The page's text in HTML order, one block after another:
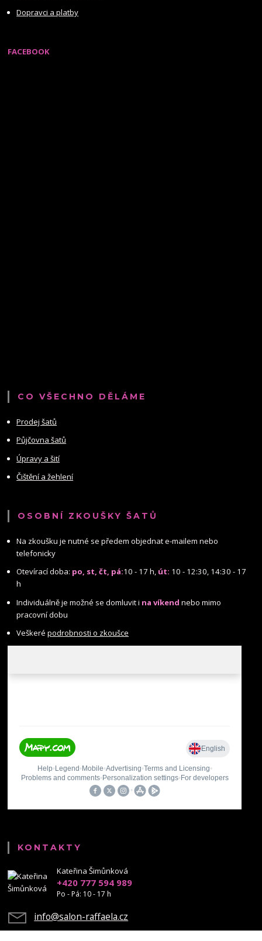
Dopravci a platby
FACEBOOK
CO VŠECHNO DĚLÁME
Prodej šatů
Půjčovna šatů
Úpravy a šití
Čištění a žehlení
OSOBNÍ ZKOUŠKY ŠATŮ
Na zkoušku je nutné se předem objednat e-mailem nebo
telefonicky
Otevírací doba: po, st, čt, pá:10 - 17 h, út: 10 - 12:30, 14:30 - 17
h
Individuálně je možné se domluvit i na víkend nebo mimo
pracovní dobu
Veškerépodrobnosti o zkoušce
KONTAKTY
Kateřina Šimůnková
+420 777 594 989
Po - Pá: 10 - 17 h
info@salon-raffaela.cz